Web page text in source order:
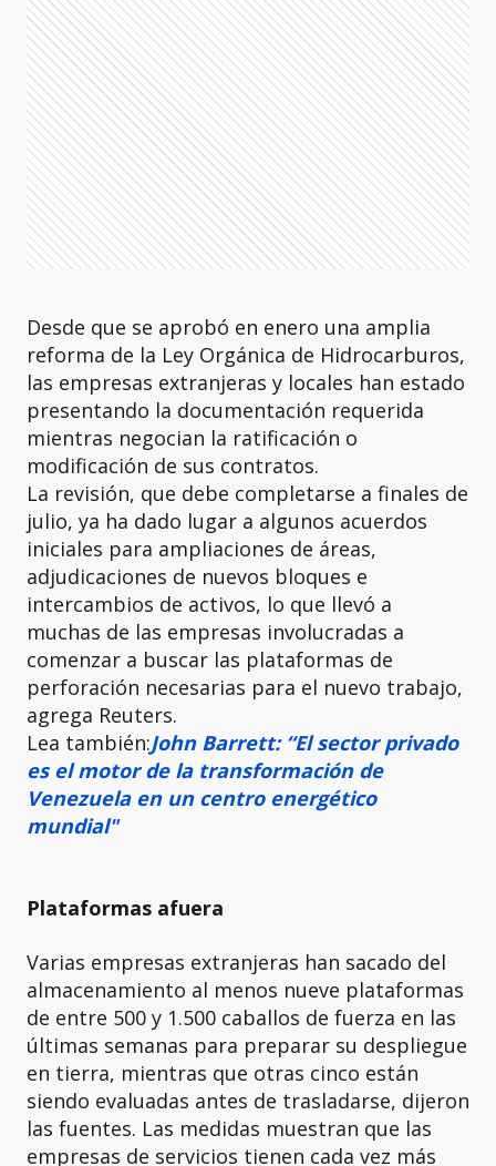
Desde que se aprobó en enero una amplia
reforma de la Ley Orgánica de Hidrocarburos,
las empresas extranjeras y locales han estado
presentando la documentación requerida
mientras negocian la ratificación o
modificación de sus contratos.
La revisión, que debe completarse a finales de
julio, ya ha dado lugar a algunos acuerdos
iniciales para ampliaciones de áreas,
adjudicaciones de nuevos bloques e
intercambios de activos, lo que llevó a
muchas de las empresas involucradas a
comenzar a buscar las plataformas de
perforación necesarias para el nuevo trabajo,
agrega Reuters.
Lea también:John Barrett: “El sector privado
es el motor de la transformación de
Venezuela en un centro energético
mundial"
Plataformas afuera
Varias empresas extranjeras han sacado del
almacenamiento al menos nueve plataformas
de entre 500 y 1.500 caballos de fuerza en las
últimas semanas para preparar su despliegue
en tierra, mientras que otras cinco están
siendo evaluadas antes de trasladarse, dijeron
las fuentes. Las medidas muestran que las
empresas de servicios tienen cada vez más